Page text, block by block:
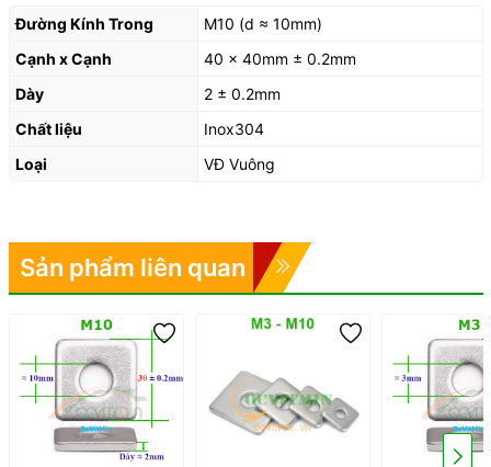
Đường Kính Trong
M10 (d ≈ 10mm)
Cạnh x Cạnh
40 x 40mm ± 0.2mm
Dày
2 ± 0.2mm
Chất liệu
Inox304
Loại
VĐ Vuông
Sản phẩm liên quan